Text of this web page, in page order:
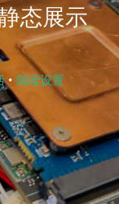
态展示
• 阅读设置